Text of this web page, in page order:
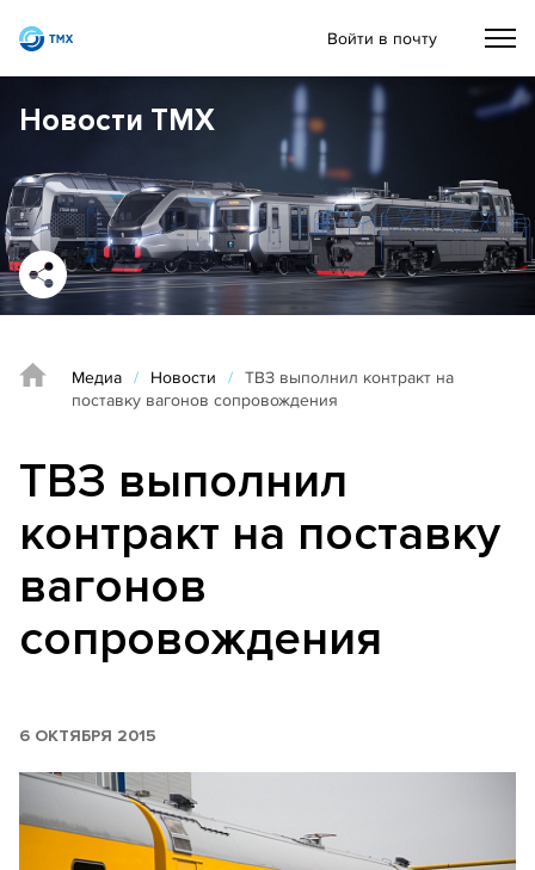
Войти в почту
Новости ТМХ
Медиа / Новости / ТВЗ выполнил контракт на
поставку вагонов сопровождения
ТВЗ выполнил
контракт на поставку
вагонов
сопровождения
6 ОКТЯБРЯ 2015